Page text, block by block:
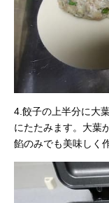
4.餃子の上半分に大
にたたみます。大葉
餡のみでも美味しく